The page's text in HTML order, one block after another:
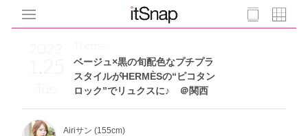
1.25
Tue
ベージュ×黒の旬配色なプチプラ
スタイルがHERMÈSの“ピコタン
ロック”でリュクスに♪ ＠関西
Theme
Airiサン (155cm)